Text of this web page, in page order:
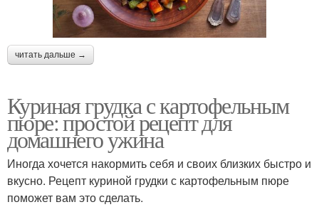
читать дальше →
Куриная грудка с картофельным
пюре: простой рецепт для
домашнего ужина
Иногда хочется накормить себя и своих близких быстро и
вкусно. Рецепт куриной грудки с картофельным пюре
поможет вам это сделать.